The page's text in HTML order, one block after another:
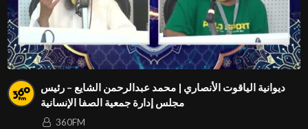
ديوانية الياقوت الأنصاري | محمد عبدالرحمن الشايع – رئيس
مجلس إدارة جمعية الصفا الإنسانية
360FM